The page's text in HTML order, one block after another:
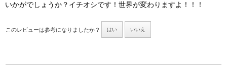
いかがでしょうか？イチオシです！世界が変わりますよ！！！
このレビューは参考になりましたか？ はい いいえ